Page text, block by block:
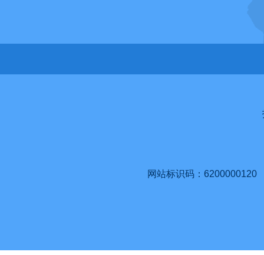
网站标识码：6200000120